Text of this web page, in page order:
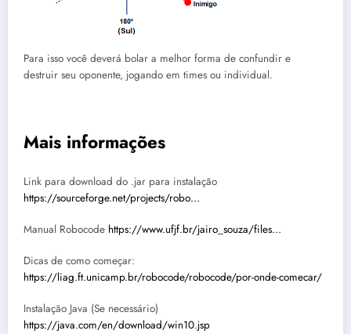
Para isso você deverá bolar a melhor forma de confundir e
destruir seu oponente, jogando em times ou individual.
Mais informações
Link para download do .jar para instalação
https://sourceforge.net/projects/robo…
Manual Robocode https://www.ufjf.br/jairo_souza/files…
Dicas de como começar:
https://liag.ft.unicamp.br/robocode/robocode/por-onde-comecar/
Instalação Java (Se necessário)
https://java.com/en/download/win10.jsp